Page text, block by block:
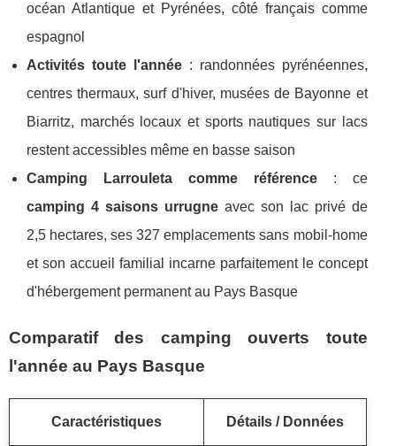
océan Atlantique et Pyrénées, côté français comme
espagnol
Activités toute l'année: randonnées pyrénéennes,
centres thermaux, surf d'hiver, musées de Bayonne et
Biarritz, marchés locaux et sports nautiques sur lacs
restent accessibles même en basse saison
Camping Larrouleta comme référence: ce
camping 4 saisons urrugneavec son lac privé de
2,5 hectares, ses 327 emplacements sans mobil-home
et son accueil familial incarne parfaitement le concept
d'hébergement permanent au Pays Basque
Comparatif des camping ouverts toute
l'année au Pays Basque
Caractéristiques Détails / Données